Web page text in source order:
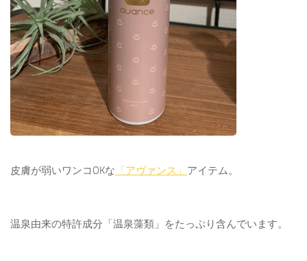
皮膚が弱いワンコOKな 「アヴァンス」 アイテム。
温泉由来の特許成分「温泉藻類」をたっぷり含んでいます。